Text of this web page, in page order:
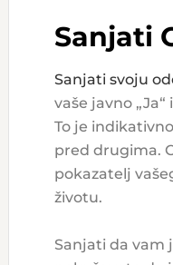
Sanjati
Sanjati svoju
vaše javno
To je
pred drugima.
pokazatelj
životu.
Sanjati da vam